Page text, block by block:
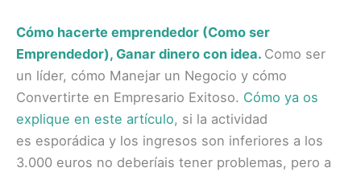
Cómo hacerte emprendedor (Como ser
Emprendedor), Ganar dinero con idea. Como ser
un líder, cómo Manejar un Negocio y cómo
Convertirte en Empresario Exitoso. Cómo ya os
explique en este artículo, si la actividad
es esporádica y los ingresos son inferiores a los
3.000 euros no deberíais tener problemas, pero a